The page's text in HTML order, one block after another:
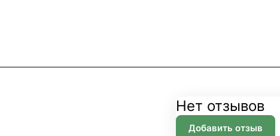
Нет отзывов
Добавить отзыв